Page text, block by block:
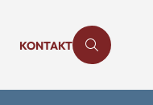
KONTAKT